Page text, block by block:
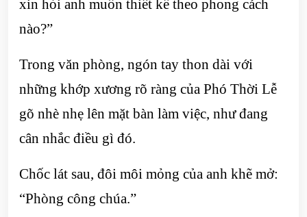
xin hỏi anh muốn thiết kế theo phong cách
nào?”
Trong văn phòng, ngón tay thon dài với
những khớp xương rõ ràng của Phó Thời Lễ
gõ nhè nhẹ lên mặt bàn làm việc, như đang
cân nhắc điều gì đó.
Chốc lát sau, đôi môi mỏng của anh khẽ mở:
“Phòng công chúa.”